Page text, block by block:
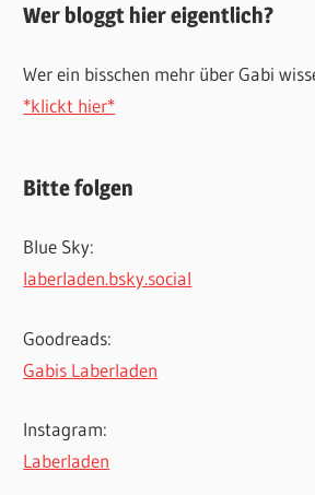
Wer bloggt hier eigentlich?
Wer ein bisschen mehr über Gabi
*klickt hier*
Bitte folgen
Blue Sky:
laberladen.bsky.social
Goodreads:
Gabis Laberladen
Instagram:
Laberladen